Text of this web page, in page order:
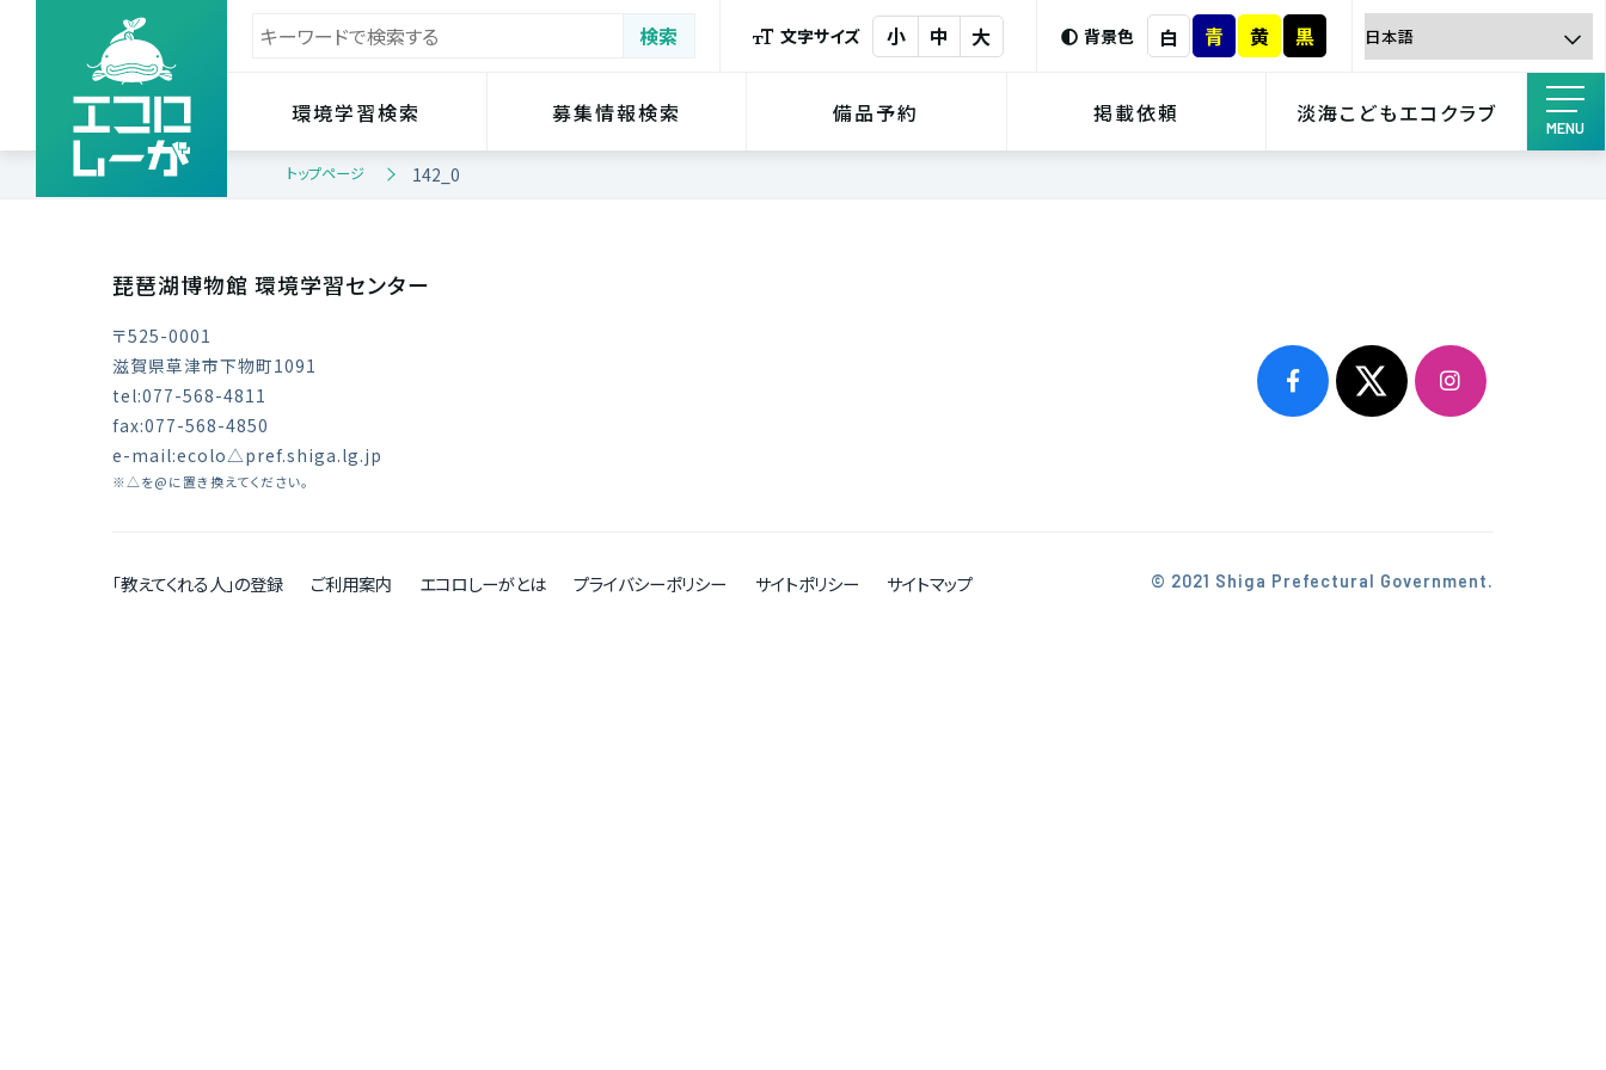
文字サイズ 小 中 大 背景色 白 青 黄 黒
環境学習検索 募集情報検索 備品予約 掲載依頼 淡海こどもエコクラブ
MENU
トップページ 142_0
琵琶湖博物館 環境学習センター
〒525-0001
滋賀県草津市下物町1091
tel:077-568-4811
fax:077-568-4850
e-mail:ecolo△pref.shiga.lg.jp
※△を@に置き換えてください。
「教えてくれる人」の登録 ご利用案内 エコロしーがとは プライバシーポリシー サイトポリシー サイトマップ © 2021 Shiga Prefectural Government.